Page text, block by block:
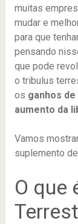
muitas
mudar e
para que
pensando
que pode
o tribulus
os ganhos
aumento da
Vamos
suplemento
O que